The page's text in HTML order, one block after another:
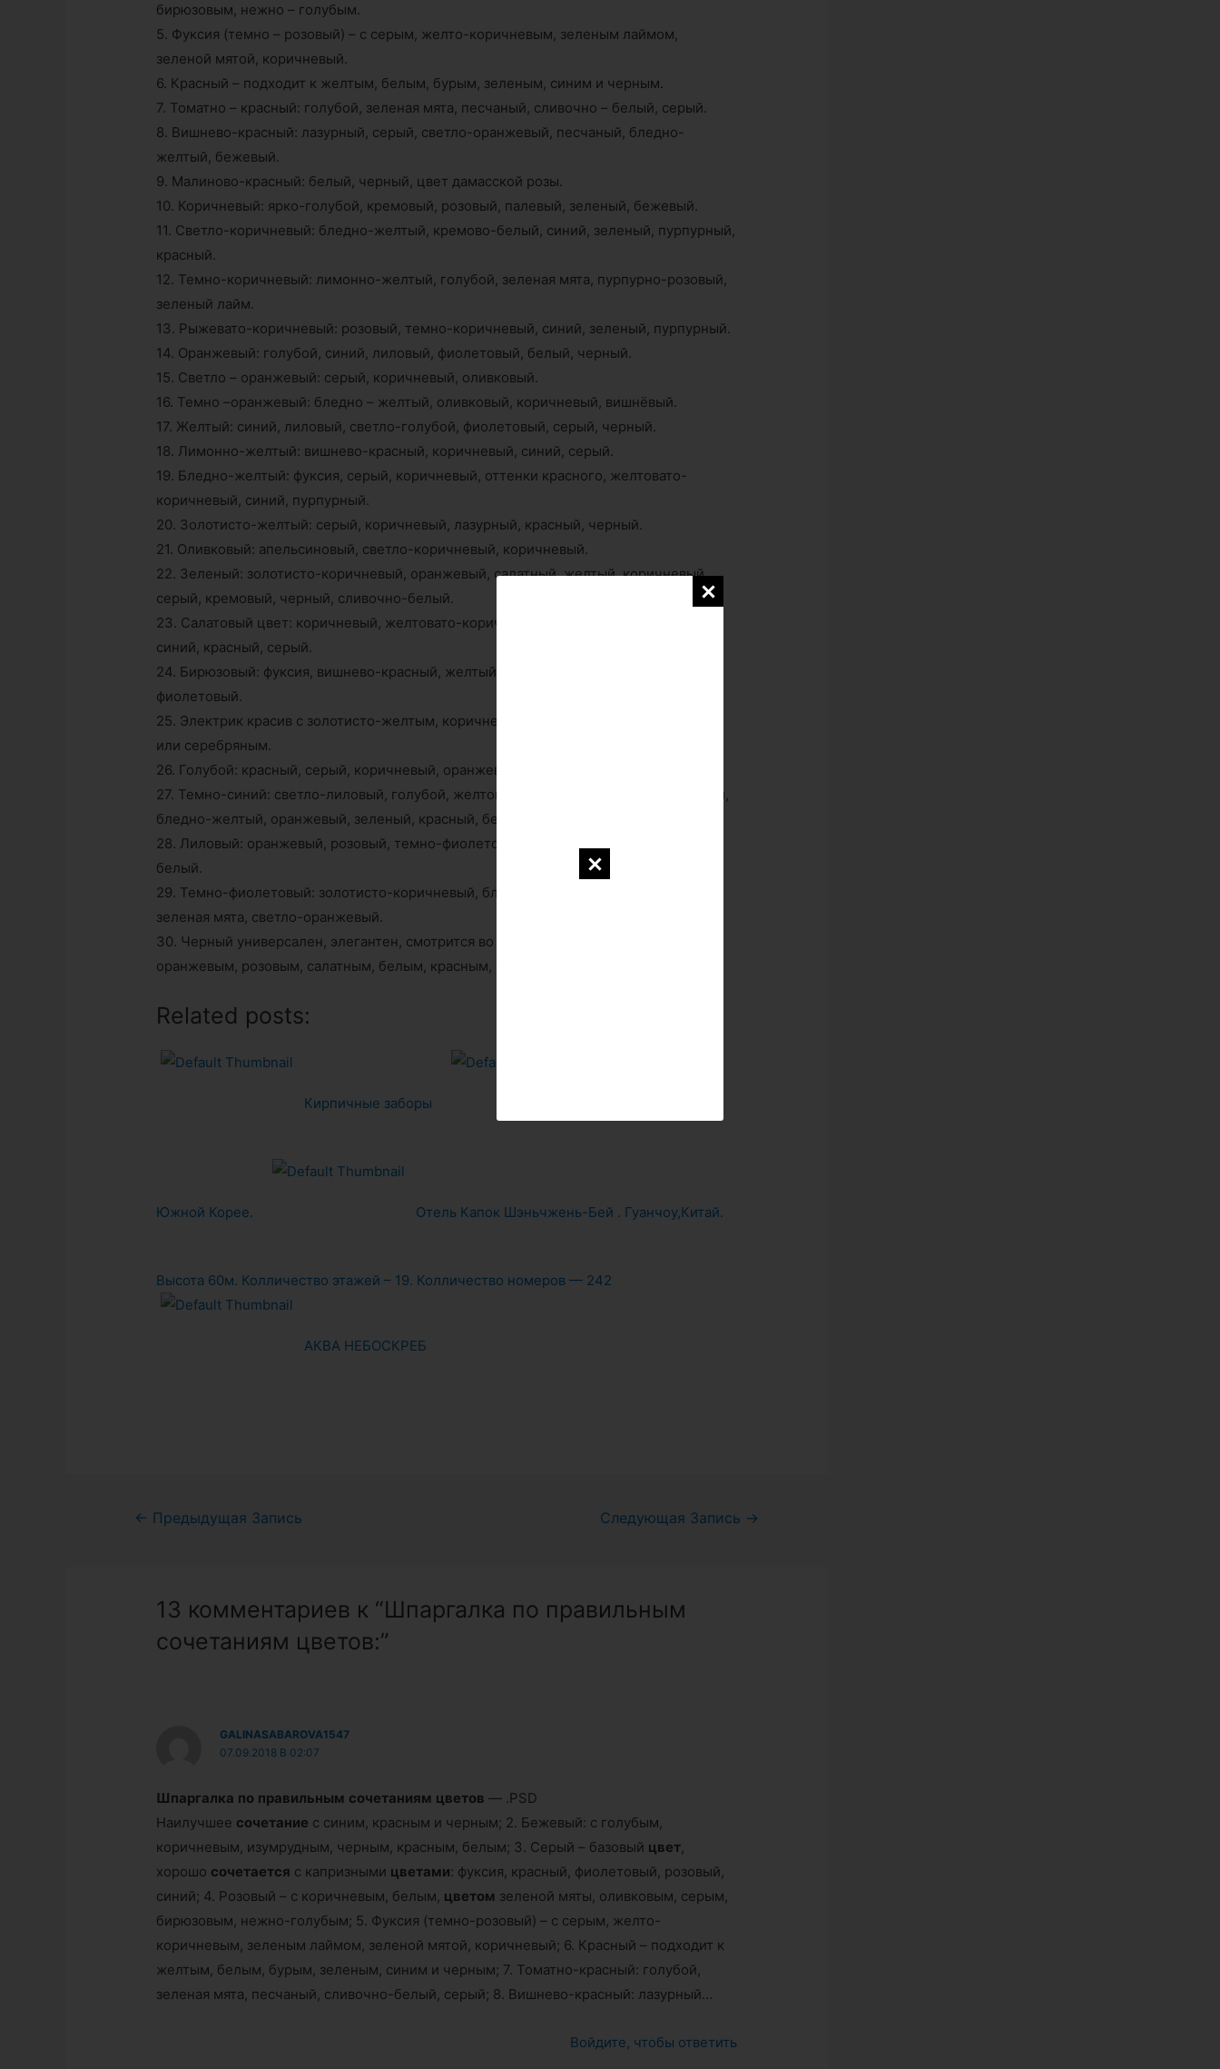
бирюзовым, нежно – голубым.
5. Фуксия (темно – розовый) – с серым, желто-коричневым, зеленым лаймом,
зеленой мятой, коричневый.
6. Красный – подходит к желтым, белым, бурым, зеленым, синим и черным.
7. Томатно – красный: голубой, зеленая мята, песчаный, сливочно – белый, серый.
8. Вишнево-красный: лазурный, серый, светло-оранжевый, песчаный, бледно-
желтый, бежевый.
9. Малиново-красный: белый, черный, цвет дамасской розы.
10. Коричневый: ярко-голубой, кремовый, розовый, палевый, зеленый, бежевый.
11. Светло-коричневый: бледно-желтый, кремово-белый, синий, зеленый, пурпурный,
красный.
12. Темно-коричневый: лимонно-желтый, голубой, зеленая мята, пурпурно-розовый,
зеленый лайм.
13. Рыжевато-коричневый: розовый, темно-коричневый, синий, зеленый, пурпурный.
14. Оранжевый: голубой, синий, лиловый, фиолетовый, белый, черный.
15. Светло – оранжевый: серый, коричневый, оливковый.
16. Темно –оранжевый: бледно – желтый, оливковый, коричневый, вишнёвый.
17. Желтый: синий, лиловый, светло-голубой, фиолетовый, серый, черный.
18. Лимонно-желтый: вишнево-красный, коричневый, синий, серый.
19. Бледно-желтый: фуксия, серый, коричневый, оттенки красного, желтовато-
коричневый, синий, пурпурный.
20. Золотисто-желтый: серый, коричневый, лазурный, красный, черный.
21. Оливковый: апельсиновый, светло-коричневый, коричневый.
22. Зеленый: золотисто-коричневый, оранжевый, салатный, желтый, коричневый,
серый, кремовый, черный, сливочно-белый.
23. Салатовый цвет: коричневый, желтовато-коричневый, палевый, серый, темно-
синий, красный, серый.
24. Бирюзовый: фуксия, вишнево-красный, желтый, коричневый, кремовый, темно-
фиолетовый.
25. Электрик красив с золотисто-желтым, коричневым, светло-коричневым, серым
или серебряным.
26. Голубой: красный, серый, коричневый, оранжевый, розовый, белый, желтый.
27. Темно-синий: светло-лиловый, голубой, желтовато-зеленый, коричневый, серый,
бледно-желтый, оранжевый, зеленый, красный, белый.
28. Лиловый: оранжевый, розовый, темно-фиолетовый, оливковый, серый, желтый,
белый.
29. Темно-фиолетовый: золотисто-коричневый, бледно-желтый, серый, бирюзовый,
зеленая мята, светло-оранжевый.
30. Черный универсален, элегантен, смотрится во всех сочетаниях, лучше всего с
оранжевым, розовым, салатным, белым, красным, сиреневатым или желтым.
Related posts:
Кирпичные заборы
Южной Корее. Отель Капок Шэньчжень-Бей . Гуанчоу,Китай.
Высота 60м. Колличество этажей – 19. Колличество номеров — 242
АКВА НЕБОСКРЕБ
Навигация
← Предыдущая Запись Следующая Запись →
13 комментариев к “Шпаргалка по правильным
сочетаниям цветов:”
GALINASABAROVA1547
07.09.2018 В 02:07
Шпаргалка по правильным сочетаниям цветов — .PSD
Наилучшее сочетание с синим, красным и черным; 2. Бежевый: с голубым,
коричневым, изумрудным, черным, красным, белым; 3. Серый – базовый цвет
хорошо сочетается с капризными цветами: фуксия, красный, фиолетовый, розовый,
синий; 4. Розовый – с коричневым, белым, цветом зеленой мяты, оливковым, серым,
бирюзовым, нежно-голубым; 5. Фуксия (темно-розовый) – с серым, желто-
коричневым, зеленым лаймом, зеленой мятой, коричневый; 6. Красный – подходит к
желтым, белым, бурым, зеленым, синим и черным; 7. Томатно-красный: голубой,
зеленая мята, песчаный, сливочно-белый, серый; 8. Вишнево-красный: лазурный…
Войдите, чтобы ответить